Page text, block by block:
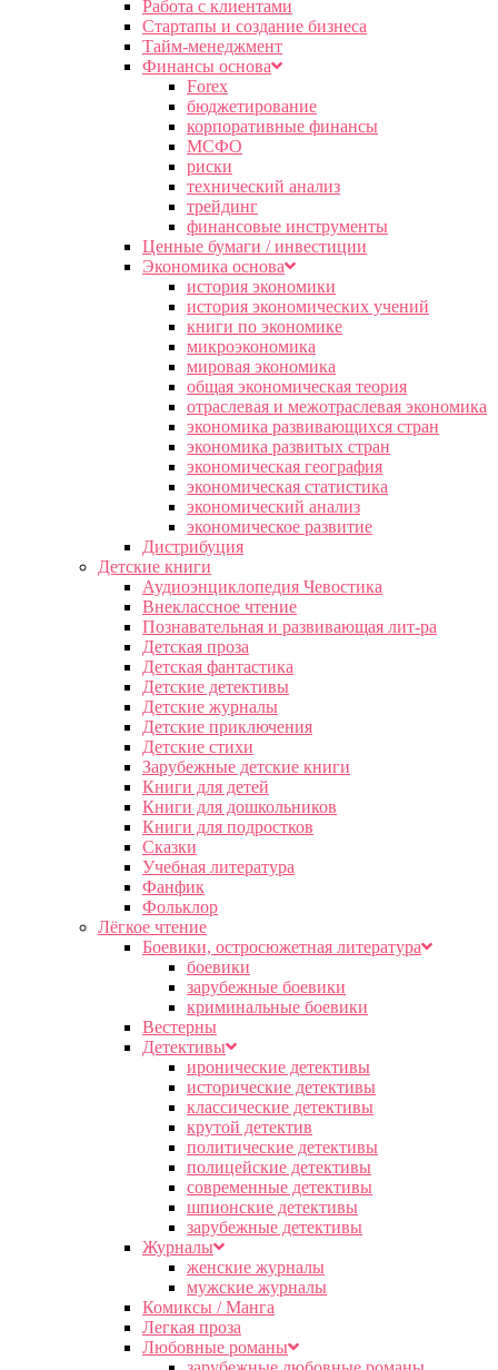
Работа с клиентами
Стартапы и создание бизнеса
Тайм-менеджмент
Финансы основа
Forex
бюджетирование
корпоративные финансы
МСФО
риски
технический анализ
трейдинг
финансовые инструменты
Ценные бумаги / инвестиции
Экономика основа
история экономики
история экономических учений
книги по экономике
микроэкономика
мировая экономика
общая экономическая теория
отраслевая и межотраслевая экономика
экономика развивающихся стран
экономика развитых стран
экономическая география
экономическая статистика
экономический анализ
экономическое развитие
Дистрибуция
Детские книги
Аудиоэнциклопедия Чевостика
Внеклассное чтение
Познавательная и развивающая лит-ра
Детская проза
Детская фантастика
Детские детективы
Детские журналы
Детские приключения
Детские стихи
Зарубежные детские книги
Книги для детей
Книги для дошкольников
Книги для подростков
Сказки
Учебная литература
Фанфик
Фольклор
Лёгкое чтение
Боевики, остросюжетная литература
боевики
зарубежные боевики
криминальные боевики
Вестерны
Детективы
иронические детективы
исторические детективы
классические детективы
крутой детектив
политические детективы
полицейские детективы
современные детективы
шпионские детективы
зарубежные детективы
Журналы
женские журналы
мужские журналы
Комиксы / Манга
Легкая проза
Любовные романы